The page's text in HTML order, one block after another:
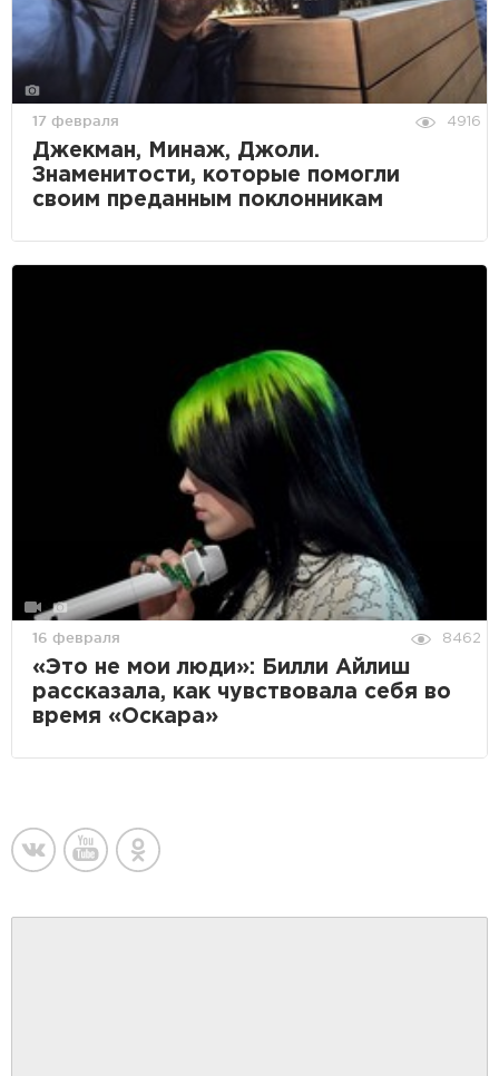
17 февраля 4916
Джекман, Минаж, Джоли.
Знаменитости, которые помогли
своим преданным поклонникам
16 февраля 8462
«Это не мои люди»: Билли Айлиш
рассказала, как чувствовала себя во
время «Оскара»